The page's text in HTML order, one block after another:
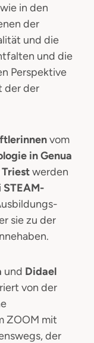
in den
der
und die
und die
Perspektive
der der
vom
in Genua
Triestwerden
STEAM-
sie zu der
und Didael
von der
ZOOM mit
der